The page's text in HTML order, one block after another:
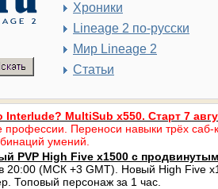
Хроники
Lineage 2 по-русски
Мир Lineage 2
Статьи
Interlude? MultiSub x550. Старт 7
Переноси навыки трёх саб-
умений.
PVP High Five x1500 с
20:00 (МСК +3 GMT). Новый High Five
Топовый персонаж за 1 час.